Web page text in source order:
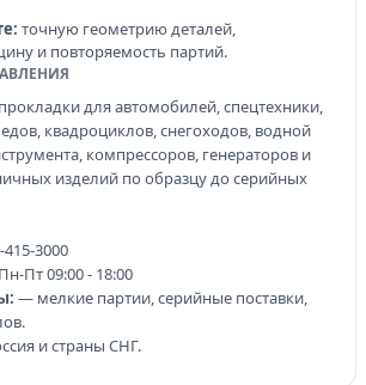
точную геометрию деталей,
и повторяемость партий.
для автомобилей, спецтехники,
квадроциклов, снегоходов, водной
компрессоров, генераторов и
изделий по образцу до серийных
415-3000
Пн-Пт 09:00 - 18:00
— мелкие партии, серийные поставки,
и страны СНГ.